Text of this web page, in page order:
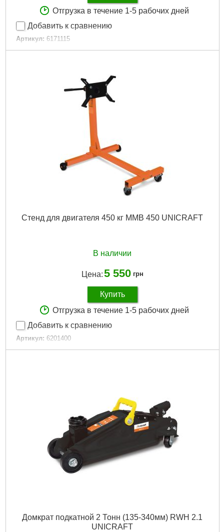
Отгрузка в течение 1-5 рабочих дней
Добавить к сравнению
Артикул: 6171115
Код товара: 30.47.05
Стенд для двигателя 450 кг MMB 450 UNICRAFT
В наличии
Цена:5 550 грн
Купить
Отгрузка в течение 1-5 рабочих дней
Добавить к сравнению
Артикул: 6201400
Код товара: 27.50.99
Домкрат подкатной 2 Тонн (135-340мм) RWH 2.1
UNICRAFT